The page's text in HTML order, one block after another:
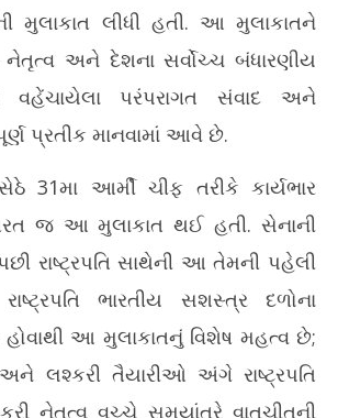
NOW VIEWING
દ્રૌપદી મુર્મુને મળ્યા, રાષ્ટ્રીય સુરક્ષા મુદ્દાઓ પર
મુલાકાત લીધી હતી. આ મુલાકાતને
નેતૃત્વ અને દેશના સર્વોચ્ચ બંધારણીય
વહેંચાયેલા પરંપરાગત સંવાદ અને
પ્રતીક માનવામાં આવે છે.
31મા આર્મી ચીફ તરીકે કાર્યભાર
જ આ મુલાકાત થઈ હતી. સેનાની
રાષ્ટ્રપતિ સાથેની આ તેમની પહેલી
ભારતીય સશસ્ત્ર દળોના
હોવાથી આ મુલાકાતનું વિશેષ મહત્વ છે;
અને લશ્કરી તૈયારીઓ અંગે રાષ્ટ્રપતિ
નેતૃત્વ વચ્ચે સમયાંતરે વાતચીતની